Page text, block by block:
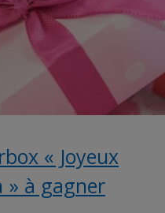
« Joyeux
» à gagner